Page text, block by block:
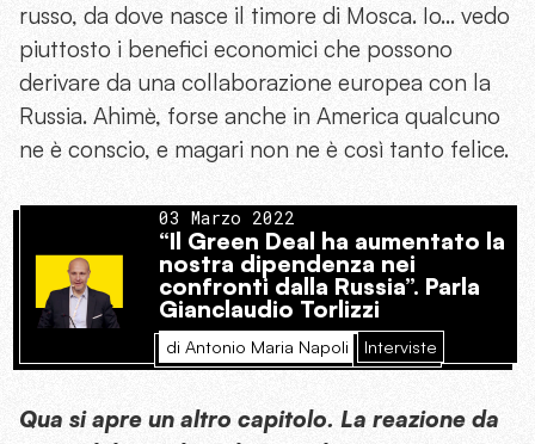
russo, da dove nasce il timore di Mosca. Io… vedo
piuttosto i benefici economici che possono
derivare da una collaborazione europea con la
Russia. Ahimè, forse anche in America qualcuno
ne è conscio, e magari non ne è così tanto felice.
03 Marzo 2022
“Il Green Deal ha aumentato la
nostra dipendenza nei
confronti dalla Russia”. Parla
Gianclaudio Torlizzi
di Antonio Maria Napoli Interviste
Qua si apre un altro capitolo. La reazione da